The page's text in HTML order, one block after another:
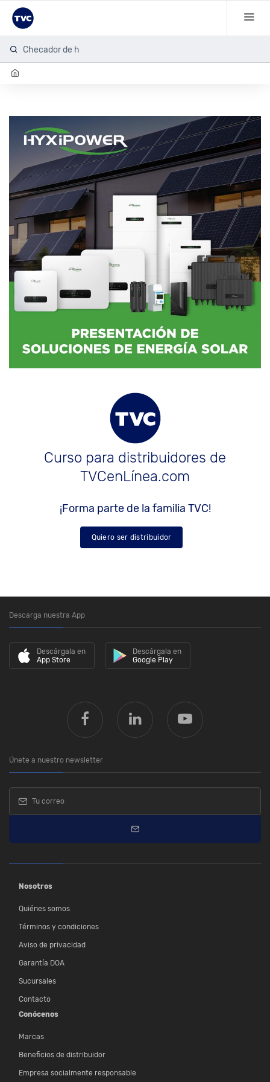
Checador de hue
Curso para distribuidores de
TVCenLínea.com
¡Forma parte de la familia TVC!
Quiero ser distribuidor
Descarga nuestra App
Descárgala en
App Store
Descárgala en
Google Play
Únete a nuestro newsletter
Nosotros
Quiénes somos
Términos y condiciones
Aviso de privacidad
Garantía DOA
Sucursales
Contacto
Conócenos
Marcas
Beneficios de distribuidor
Empresa socialmente responsable